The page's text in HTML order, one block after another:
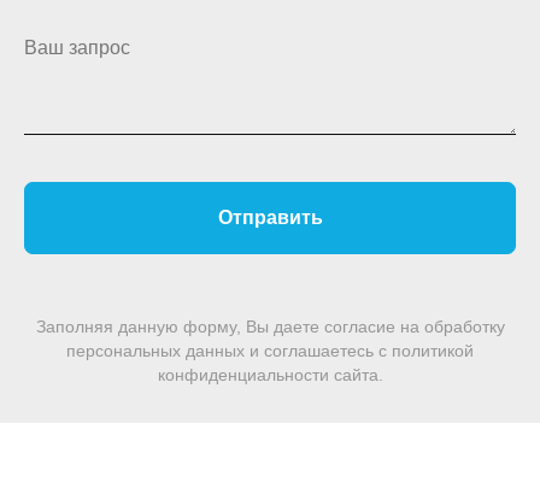
Ваш запрос
Отправить
Заполняя данную форму, Вы даете согласие на обработку
персональных данных и соглашаетесь c политикой
конфиденциальности сайта.